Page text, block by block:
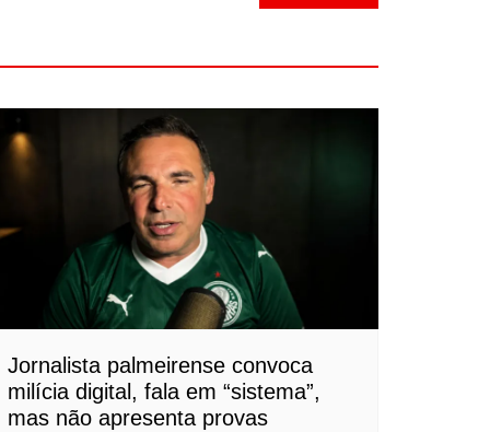
Jornalista palmeirense convoca
milícia digital, fala em “sistema”,
mas não apresenta provas